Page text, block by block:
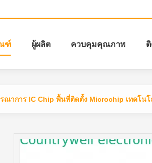
ฑ์ ผู้ผลิต ควบคุมคุณภาพ
รณาการ IC Chip พื้นที่ติดตั้ง Microchip เทคโน